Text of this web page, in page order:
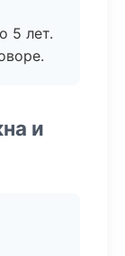
5 лет.
и